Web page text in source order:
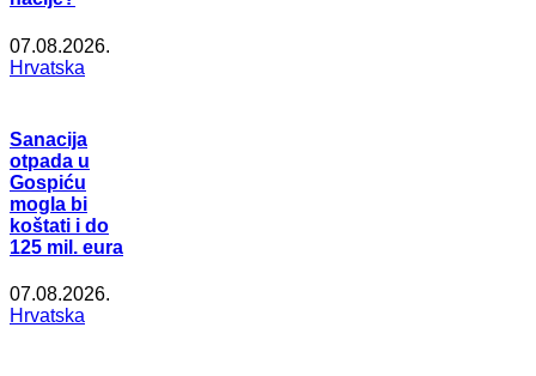
07.08.2026.
Hrvatska
Sanacija
otpada u
Gospiću
mogla bi
koštati i do
125 mil. eura
07.08.2026.
Hrvatska